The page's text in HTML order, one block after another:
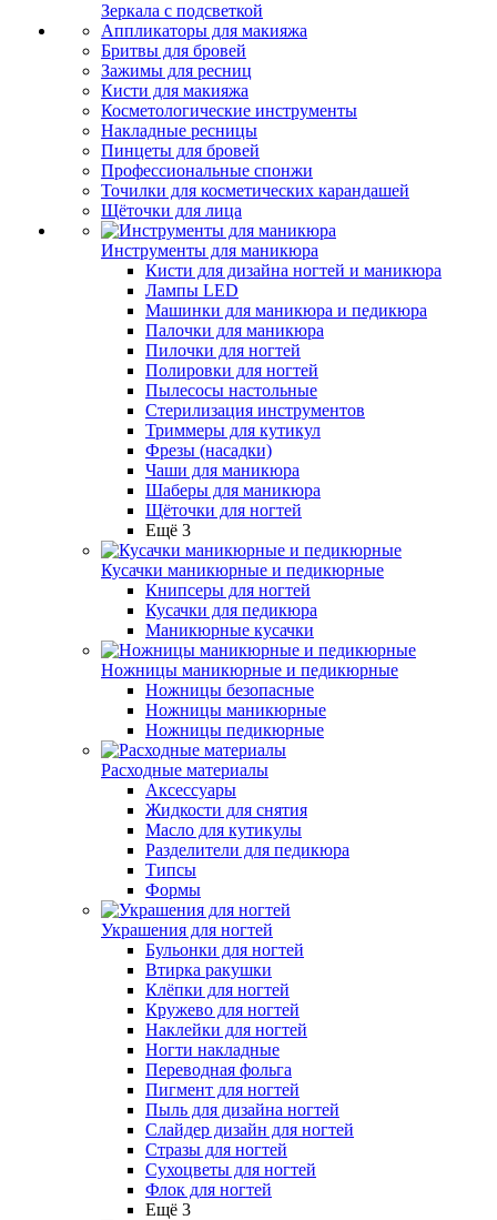
Зеркала с подсветкой
Аппликаторы для макияжа
Бритвы для бровей
Зажимы для ресниц
Кисти для макияжа
Косметологические инструменты
Накладные ресницы
Пинцеты для бровей
Профессиональные спонжи
Точилки для косметических карандашей
Щёточки для лица
Инструменты для маникюра
Кисти для дизайна ногтей и маникюра
Лампы LED
Машинки для маникюра и педикюра
Палочки для маникюра
Пилочки для ногтей
Полировки для ногтей
Пылесосы настольные
Стерилизация инструментов
Триммеры для кутикул
Фрезы (насадки)
Чаши для маникюра
Шаберы для маникюра
Щёточки для ногтей
Ещё 3
Кусачки маникюрные и педикюрные
Книпсеры для ногтей
Кусачки для педикюра
Маникюрные кусачки
Ножницы маникюрные и педикюрные
Ножницы безопасные
Ножницы маникюрные
Ножницы педикюрные
Расходные материалы
Аксессуары
Жидкости для снятия
Масло для кутикулы
Разделители для педикюра
Типсы
Формы
Украшения для ногтей
Бульонки для ногтей
Втирка ракушки
Клёпки для ногтей
Кружево для ногтей
Наклейки для ногтей
Ногти накладные
Переводная фольга
Пигмент для ногтей
Пыль для дизайна ногтей
Слайдер дизайн для ногтей
Стразы для ногтей
Сухоцветы для ногтей
Флок для ногтей
Ещё 3